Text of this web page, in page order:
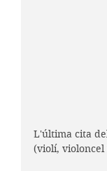
L'última cita
(violí, violoncel